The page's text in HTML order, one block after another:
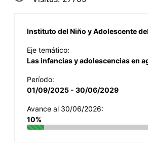
Instituto del Niño y Adolescente
Eje temático:
Las infancias y adolescencias en
Período:
01/09/2025 - 30/06/2029
Avance al 30/06/2026:
10%